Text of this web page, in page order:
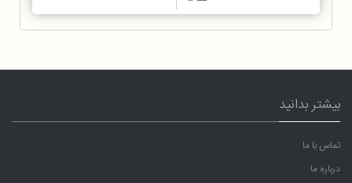
بیشتر بدانید
تماس با ما
درباره ما